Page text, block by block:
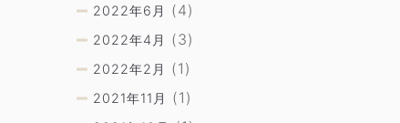
2022年6月 (4)
2022年4月 (3)
2022年2月 (1)
2021年11月 (1)